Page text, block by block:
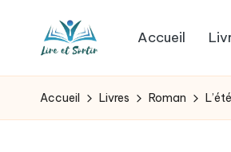
L
i
livres
pour
Accueil
Accueil Livres Roman